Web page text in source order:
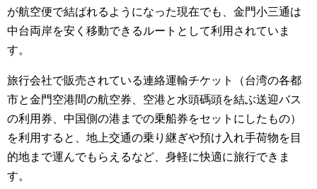
が航空便で結ばれるようになった現在でも、金門小三通は
中台両岸を安く移動できるルートとして利用されていま
す。
旅行会社で販売されている連絡運輸チケット（台湾の各都
市と金門空港間の航空券、空港と水頭碼頭を結ぶ送迎バス
の利用券、中国側の港までの乗船券をセットにしたもの）
を利用すると、地上交通の乗り継ぎや預け入れ手荷物を目
的地まで運んでもらえるなど、身軽に快適に旅行できま
す。